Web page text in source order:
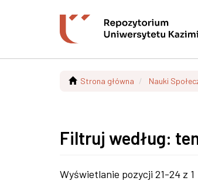
Strona główna Nauki
Filtruj według:
Wyświetlanie pozycji 21-24 z 1